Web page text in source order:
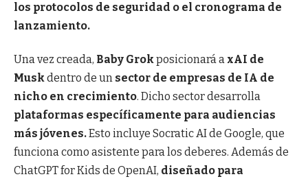
los protocolos de seguridad o el cronograma de
lanzamiento.
Una vez creada, Baby Grokposicionará axAI de
Muskdentro de un sector de empresas de IA de
nicho en crecimiento. Dicho sector desarrolla
plataformas específicamente para audiencias
más jóvenes.Esto incluye Socratic AI de Google, que
funciona como asistente para los deberes. Además de
ChatGPT for Kids de OpenAI, diseñado para